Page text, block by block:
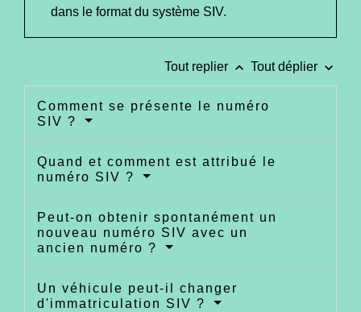
dans le format du système SIV.
Tout replier keyboard_arrow_up Tout déplier keyboard_arrow_down
Comment se présente le numéro
SIV ?
Quand et comment est attribué le
numéro SIV ?
Peut-on obtenir spontanément un
nouveau numéro SIV avec un
ancien numéro ?
Un véhicule peut-il changer
d'immatriculation SIV ?